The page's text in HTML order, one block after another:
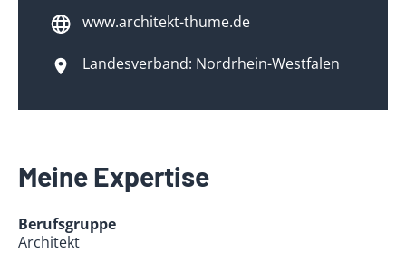
www.architekt-thume.de
Landesverband: Nordrhein-Westfalen
Meine Expertise
Berufsgruppe
Architekt